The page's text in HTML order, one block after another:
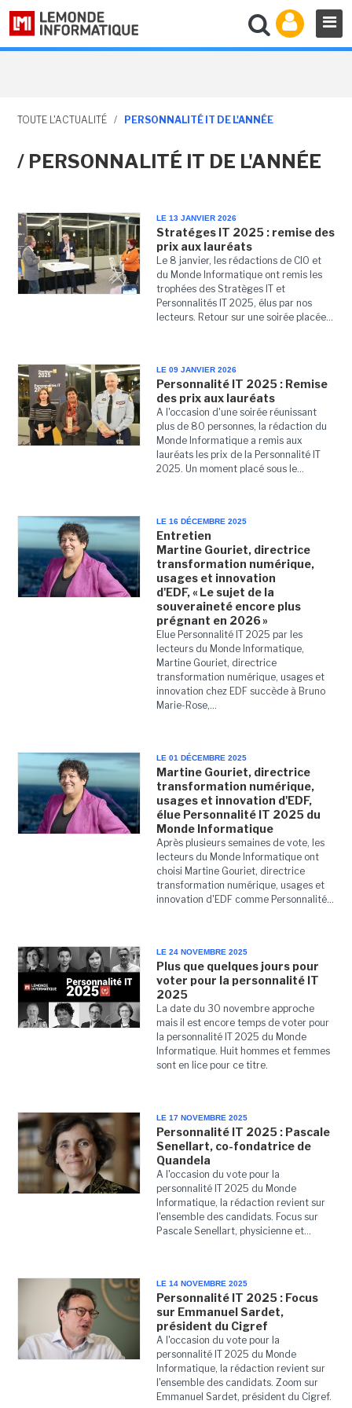
TOUTE L'ACTUALITÉ / PERSONNALITÉ IT DE L'ANNÉE
/ PERSONNALITÉ IT DE L'ANNÉE
LE 13 JANVIER 2026
Stratéges IT 2025 : remise des
prix aux lauréats
Le 8 janvier, les rédactions de CIO et
du Monde Informatique ont remis les
trophées des Stratèges IT et
Personnalités IT 2025, élus par nos
lecteurs. Retour sur une soirée placée...
LE 09 JANVIER 2026
Personnalité IT 2025 : Remise
des prix aux lauréats
A l'occasion d'une soirée réunissant
plus de 80 personnes, la rédaction du
Monde Informatique a remis aux
lauréats les prix de la Personnalité IT
2025. Un moment placé sous le...
LE 16 DÉCEMBRE 2025
Entretien
Martine Gouriet, directrice
transformation numérique,
usages et innovation
d'EDF, « Le sujet de la
souveraineté encore plus
prégnant en 2026 »
Elue Personnalité IT 2025 par les
lecteurs du Monde Informatique,
Martine Gouriet, directrice
transformation numérique, usages et
innovation chez EDF succède à Bruno
Marie-Rose,...
LE 01 DÉCEMBRE 2025
Martine Gouriet, directrice
transformation numérique,
usages et innovation d'EDF,
élue Personnalité IT 2025 du
Monde Informatique
Après plusieurs semaines de vote, les
lecteurs du Monde Informatique ont
choisi Martine Gouriet, directrice
transformation numérique, usages et
innovation d'EDF comme Personnalité...
LE 24 NOVEMBRE 2025
Plus que quelques jours pour
voter pour la personnalité IT
2025
La date du 30 novembre approche
mais il est encore temps de voter pour
la personnalité IT 2025 du Monde
Informatique. Huit hommes et femmes
sont en lice pour ce titre.
LE 17 NOVEMBRE 2025
Personnalité IT 2025 : Pascale
Senellart, co-fondatrice de
Quandela
A l'occasion du vote pour la
personnalité IT 2025 du Monde
Informatique, la rédaction revient sur
l'ensemble des candidats. Focus sur
Pascale Senellart, physicienne et...
LE 14 NOVEMBRE 2025
Personnalité IT 2025 : Focus
sur Emmanuel Sardet,
président du Cigref
A l'occasion du vote pour la
personnalité IT 2025 du Monde
Informatique, la rédaction revient sur
l'ensemble des candidats. Zoom sur
Emmanuel Sardet, président du Cigref.